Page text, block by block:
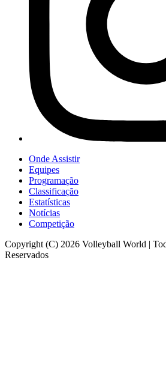
Onde Assistir
Equipes
Programação
Classificação
Estatísticas
Notícias
Competição
Copyright (C) 2026 Volleyball World |
Reservados